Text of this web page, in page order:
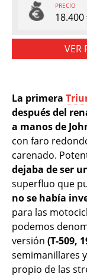
PRECIO
18.400
VER
La primera
después del
a manos de
con faro
carenado.
dejaba de ser
superfluo que
no se había
para las
podemos
versión (T-509,
semimanillares
propio de las